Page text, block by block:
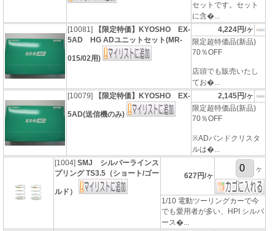
セットです。セット
に含�...
[10081]
【限定特価】KYOSHO EX-
5AD HG ADユニットセット(MR-
015/02用)
4,224円/ヶ
限定超特価品(新品)
70％OFF
店頭でも販売いたし
てお�...
[10079]
【限定特価】KYOSHO EX-
5AD(送信機のみ)
2,145円/ヶ
限定超特価品(新品)
70％OFF
※ADバンドクリスタ
ルは�...
[1004]SMJ シルバーラインス
プリング TS3.5（ショート/ゴー
ルド）
627円/ヶ
ヶ
1/10 電動ツーリングカーで今
でも愛用者が多い、HPI シルバ
ース�...